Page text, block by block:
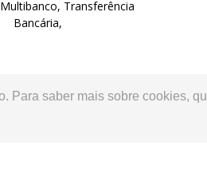
saber mais sobre cookies,
Transferência
Bancária,